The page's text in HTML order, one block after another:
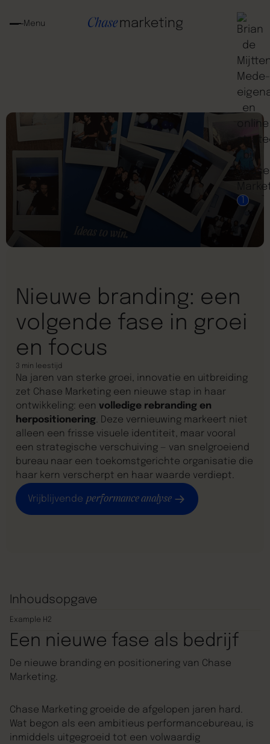
Menu
1
Nieuwe branding: een
volgende fase in groei
en focus
Na jaren van sterke groei, innovatie en uitbreiding
zet Chase Marketing een nieuwe stap in haar
ontwikkeling: een volledige rebranding en
herpositionering. Deze vernieuwing markeert niet
alleen een frisse visuele identiteit, maar vooral
een strategische verschuiving — van snelgroeiend
bureau naar een toekomstgerichte organisatie die
haar kern verscherpt en haar waarde verdiept.
Vrijblijvende performance analyse
3 min leestijd
Inhoudsopgave
Example H2
Een nieuwe fase als bedrijf
De nieuwe branding en positionering van Chase
Marketing.
Chase Marketing groeide de afgelopen jaren hard.
Wat begon als een ambitieus performancebureau, is
inmiddels uitgegroeid tot een volwaardig